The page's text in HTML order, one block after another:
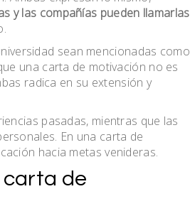
y las compañías pueden llamarlas
sean mencionadas como
una carta de motivación no es
radica en su extensión y
pasadas, mientras que las
En una carta de
hacia metas venideras.
carta de